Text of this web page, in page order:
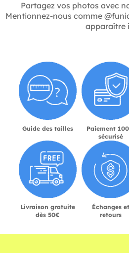
Partagez vos photos avec
Mentionnez-nous comme
apparaître
Guide des tailles
Paiement
sécurisé
Livraison gratuite
dès 50€
Échanges et
retours